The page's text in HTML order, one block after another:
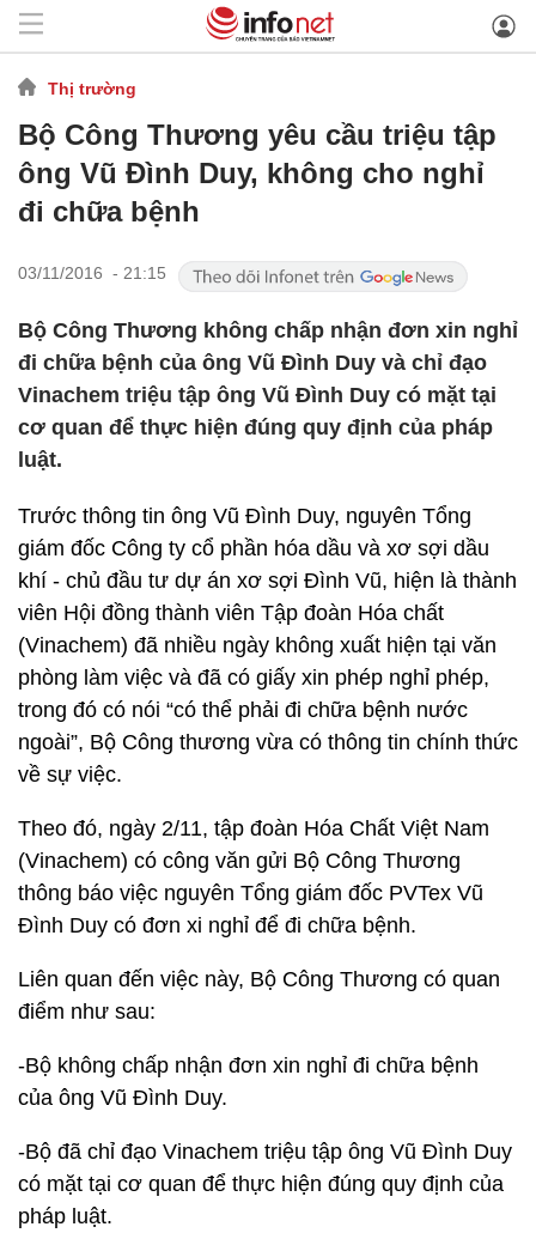
Thị trường
Bộ Công Thương yêu cầu triệu tập
ông Vũ Đình Duy, không cho nghỉ
đi chữa bệnh
03/11/2016 - 21:15
Bộ Công Thương không chấp nhận đơn xin nghỉ
đi chữa bệnh của ông Vũ Đình Duy và chỉ đạo
Vinachem triệu tập ông Vũ Đình Duy có mặt tại
cơ quan để thực hiện đúng quy định của pháp
luật.
Trước thông tin ông Vũ Đình Duy, nguyên Tổng
giám đốc Công ty cổ phần hóa dầu và xơ sợi dầu
khí - chủ đầu tư dự án xơ sợi Đình Vũ, hiện là thành
viên Hội đồng thành viên Tập đoàn Hóa chất
(Vinachem) đã nhiều ngày không xuất hiện tại văn
phòng làm việc và đã có giấy xin phép nghỉ phép,
trong đó có nói “có thể phải đi chữa bệnh nước
ngoài”, Bộ Công thương vừa có thông tin chính thức
về sự việc.
Theo đó, ngày 2/11, tập đoàn Hóa Chất Việt Nam
(Vinachem) có công văn gửi Bộ Công Thương
thông báo việc nguyên Tổng giám đốc PVTex Vũ
Đình Duy có đơn xi nghỉ để đi chữa bệnh.
Liên quan đến việc này, Bộ Công Thương có quan
điểm như sau:
-Bộ không chấp nhận đơn xin nghỉ đi chữa bệnh
của ông Vũ Đình Duy.
-Bộ đã chỉ đạo Vinachem triệu tập ông Vũ Đình Duy
có mặt tại cơ quan để thực hiện đúng quy định của
pháp luật.